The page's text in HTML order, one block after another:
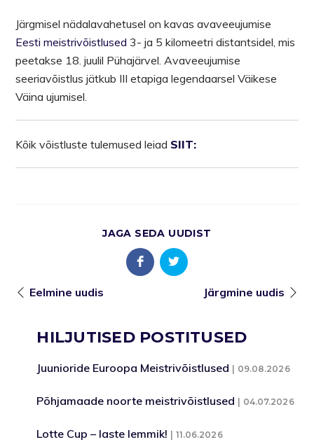
Järgmisel nädalavahetusel on kavas avaveeujumise
Eesti meistrivõistlused 3- ja 5 kilomeetri distantsidel, mis
peetakse 18. juulil Pühajärvel. Avaveeujumise
seeriavõistlus jätkub III etapiga legendaarsel Väikese
Väina ujumisel.
Kõik võistluste tulemused leiad SIIT:
JAGA SEDA UUDIST
Eelmine uudis Järgmine uudis
HILJUTISED POSTITUSED
Juunioride Euroopa Meistrivõistlused 09.08.2026
Põhjamaade noorte meistrivõistlused 04.07.2026
Lotte Cup – laste lemmik! 11.06.2026